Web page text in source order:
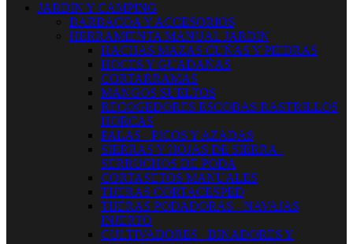
JARDIN Y CAMPING
BARBACOA Y ACCESORIOS
HERRAMIENTA MANUAL JARDIN
HACHAS MAZAS CUÑAS Y PIEDRAS
HOCES Y GUADAÑAS
CORTARRAMAS
MANGOS SUELTOS
RECOGEDORES ESCOBAS RASTRILLOS
HORCAS
PALAS - PICOS Y AZADAS
SIERRAS Y HOJAS DE SIERRA -
SERRUCHOS DE PODA
CORTASETOS MANUALES
TIJERAS CORTACESPED
TIJERAS PODADORAS - NAVAJAS
INJERTO
CULTIVADORES - BINADORES Y